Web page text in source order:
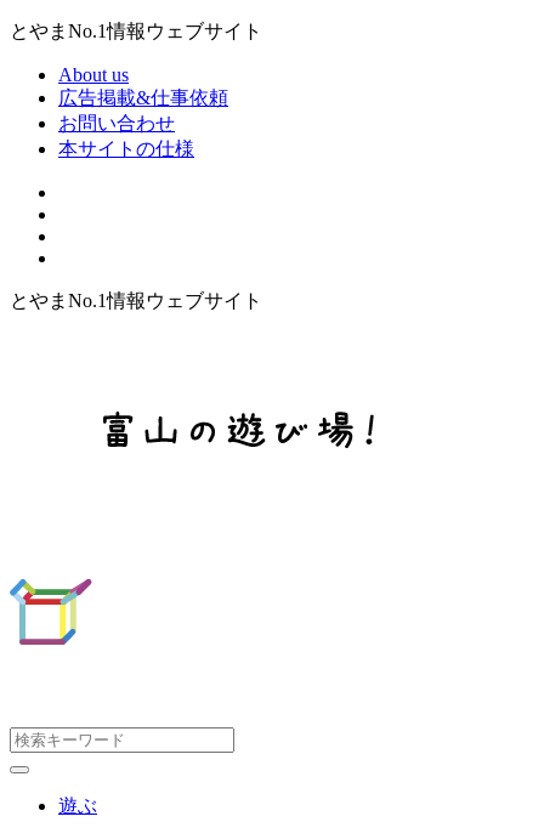
とやまNo.1情報ウェブサイト
About us
広告掲載&仕事依頼
お問い合わせ
本サイトの仕様
とやまNo.1情報ウェブサイト
遊ぶ